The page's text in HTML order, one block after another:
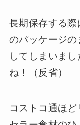
長期保存する際
のパッケージ
してしまいま
ね！（反省）
コストコ通ほ